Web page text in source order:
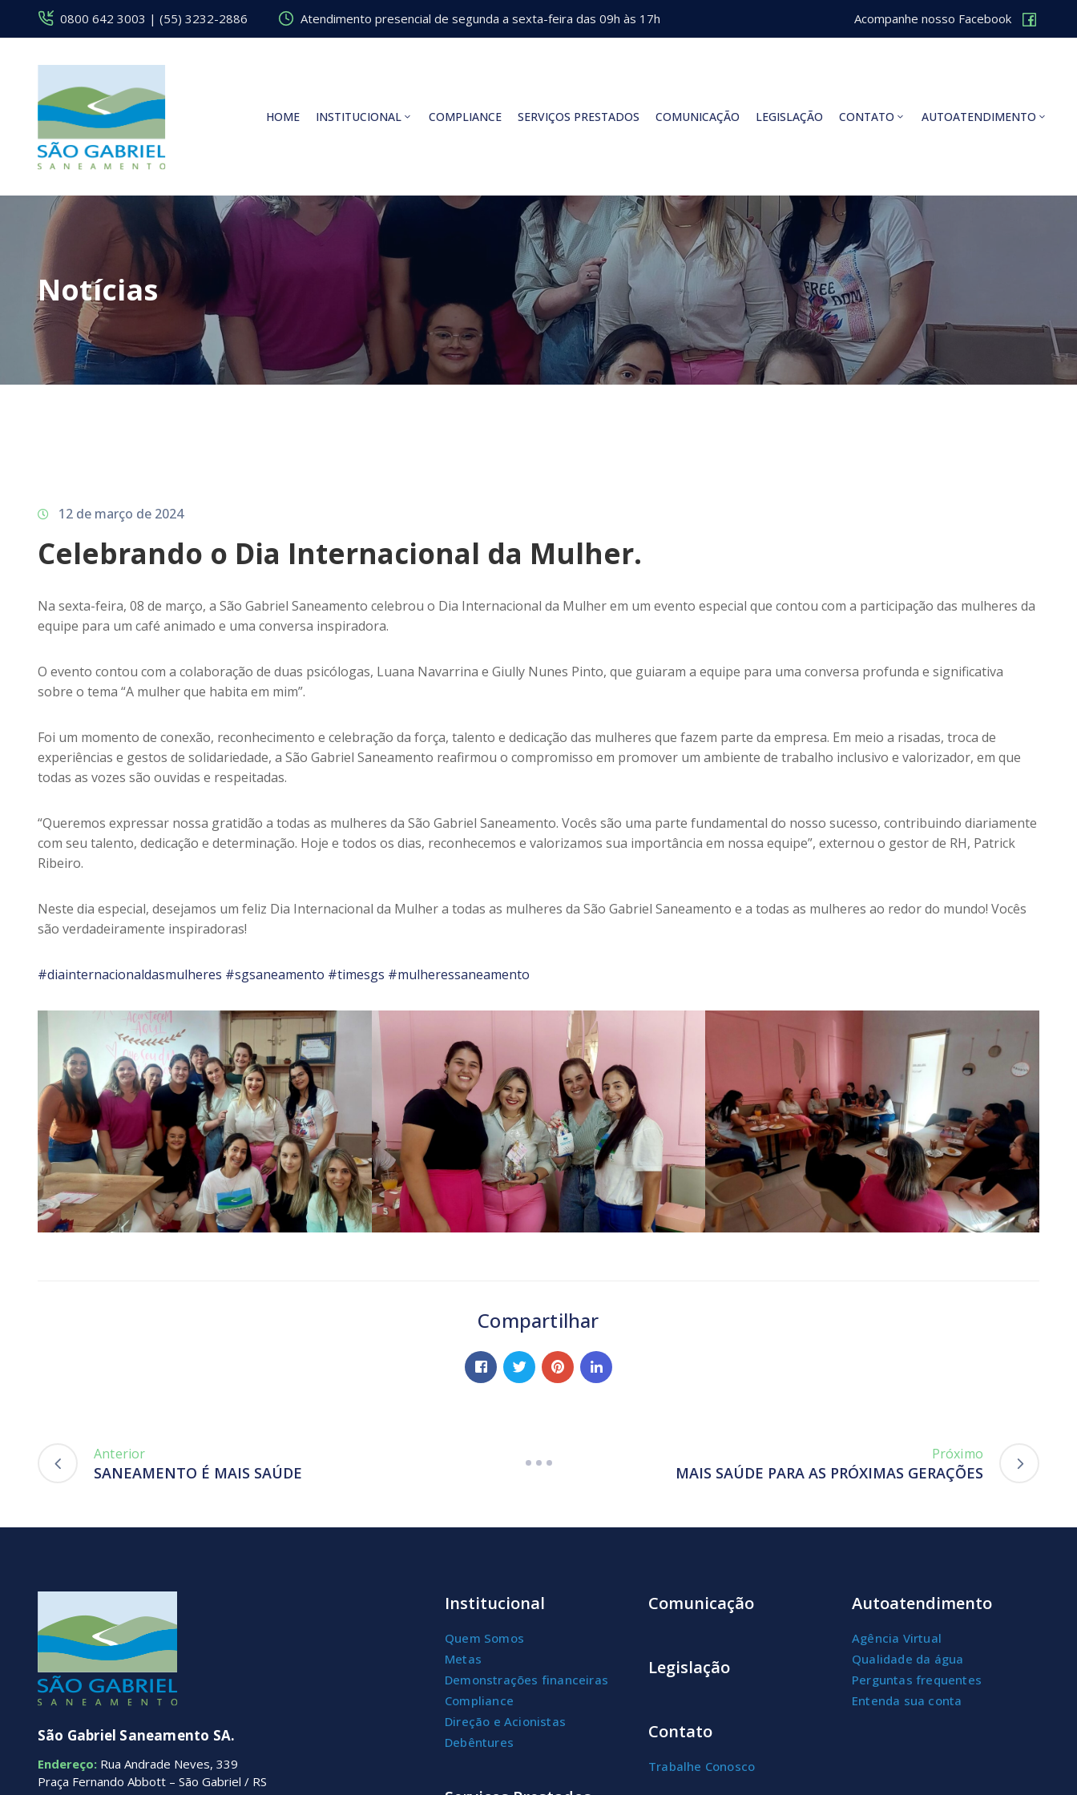
0800 642 3003 | (55) 3232-2886 Atendimento presencial de segunda a sexta-feira das 09h às 17h Acompanhe nosso Facebook
HOME INSTITUCIONAL COMPLIANCE SERVIÇOS PRESTADOS COMUNICAÇÃO LEGISLAÇÃO CONTATO AUTOATENDIMENTO
Notícias
12 de março de 2024
Celebrando o Dia Internacional da Mulher.
Na sexta-feira, 08 de março, a São Gabriel Saneamento celebrou o Dia Internacional da Mulher em um evento especial que contou com a participação das mulheres da
equipe para um café animado e uma conversa inspiradora.
O evento contou com a colaboração de duas psicólogas, Luana Navarrina e Giully Nunes Pinto, que guiaram a equipe para uma conversa profunda e significativa
sobre o tema “A mulher que habita em mim”.
Foi um momento de conexão, reconhecimento e celebração da força, talento e dedicação das mulheres que fazem parte da empresa. Em meio a risadas, troca de
experiências e gestos de solidariedade, a São Gabriel Saneamento reafirmou o compromisso em promover um ambiente de trabalho inclusivo e valorizador, em que
todas as vozes são ouvidas e respeitadas.
“Queremos expressar nossa gratidão a todas as mulheres da São Gabriel Saneamento. Vocês são uma parte fundamental do nosso sucesso, contribuindo diariamente
com seu talento, dedicação e determinação. Hoje e todos os dias, reconhecemos e valorizamos sua importância em nossa equipe”, externou o gestor de RH, Patrick
Ribeiro.
Neste dia especial, desejamos um feliz Dia Internacional da Mulher a todas as mulheres da São Gabriel Saneamento e a todas as mulheres ao redor do mundo! Vocês
são verdadeiramente inspiradoras!
#diainternacionaldasmulheres #sgsaneamento #timesgs #mulheressaneamento
Compartilhar
Anterior
SANEAMENTO É MAIS SAÚDE
Próximo
MAIS SAÚDE PARA AS PRÓXIMAS GERAÇÕES
São Gabriel Saneamento SA.
Endereço: Rua Andrade Neves, 339
Praça Fernando Abbott – São Gabriel / RS
Institucional
Quem Somos
Metas
Demonstrações financeiras
Compliance
Direção e Acionistas
Debêntures
Comunicação
Legislação
Contato
Trabalhe Conosco
Autoatendimento
Agência Virtual
Qualidade da água
Perguntas frequentes
Entenda sua conta